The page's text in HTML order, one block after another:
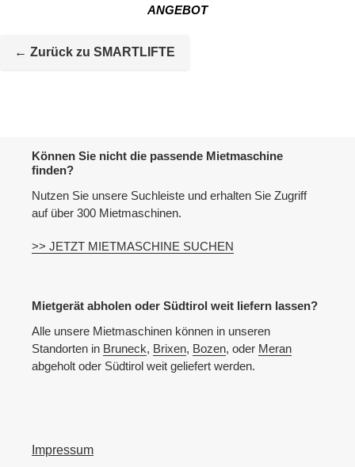
ANGEBOT
wird
← Zurück zu SMARTLIFTE
Können Sie nicht die passende Mietmaschine
finden?
Nutzen Sie unsere Suchleiste und erhalten Sie Zugriff
auf über 300 Mietmaschinen.
>> JETZT MIETMASCHINE SUCHEN
Mietgerät abholen oder Südtirol weit liefern lassen?
Alle unsere Mietmaschinen können in unseren
Standorten in Bruneck, Brixen, Bozen, oder Meran
abgeholt oder Südtirol weit geliefert werden.
Impressum